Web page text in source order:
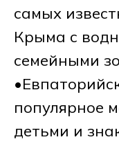
самых
Крыма с
семейными
популярное
детьми и